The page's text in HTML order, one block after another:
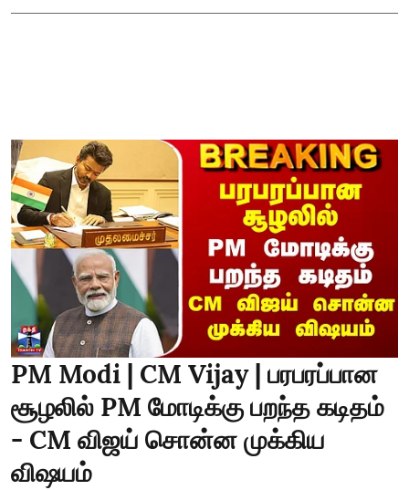
PM Modi | CM Vijay | பரபரப்பான
சூழலில் PM மோடிக்கு பறந்த கடிதம்
- CM விஜய் சொன்ன முக்கிய
விஷயம்